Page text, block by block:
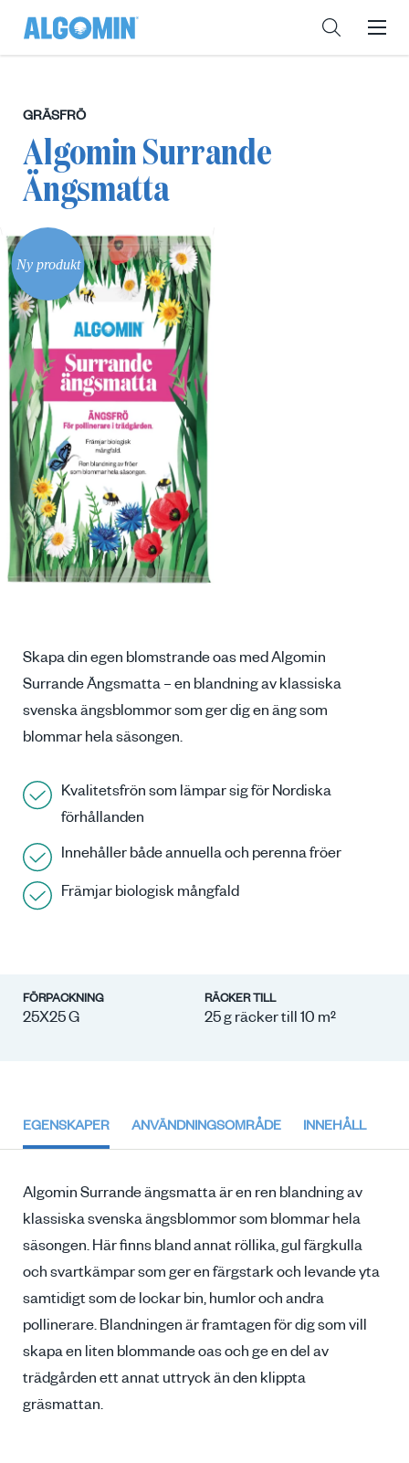
GRÄSFRÖ
Algomin Surrande
Ängsmatta
Ny produkt
Skapa din egen blomstrande oas med Algomin
Surrande Ängsmatta – en blandning av klassiska
svenska ängsblommor som ger dig en äng som
blommar hela säsongen.
Kvalitetsfrön som lämpar sig för Nordiska
förhållanden
Innehåller både annuella och perenna fröer
Främjar biologisk mångfald
FÖRPACKNING
25X25 G
RÄCKER TILL
25 g räcker till 10 m²
EGENSKAPER ANVÄNDNINGSOMRÅDE INNEHÅLL
Algomin Surrande ängsmatta är en ren blandning av
klassiska svenska ängsblommor som blommar hela
säsongen. Här finns bland annat röllika, gul färgkulla
och svartkämpar som ger en färgstark och levande yta
samtidigt som de lockar bin, humlor och andra
pollinerare. Blandningen är framtagen för dig som vill
skapa en liten blommande oas och ge en del av
trädgården ett annat uttryck än den klippta
gräsmattan.